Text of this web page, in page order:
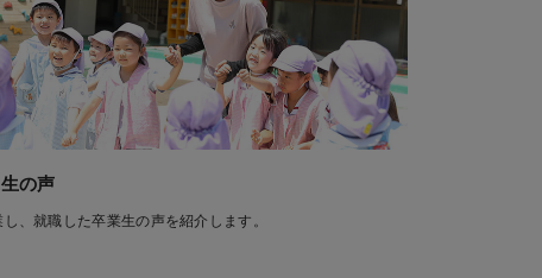
の声
し、就職した卒業生の声を紹介します。